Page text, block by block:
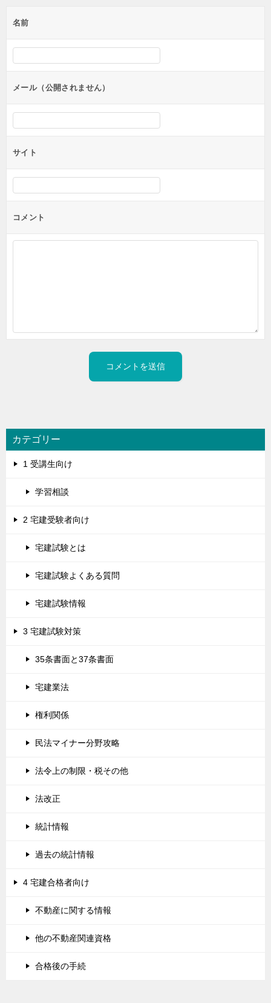
ー
シ
ン
名前
メール（公開されません）
サイト
コメント
カテゴリー
1 受講生向け
学習相談
2 宅建受験者向け
宅建試験とは
宅建試験よくある質問
宅建試験情報
3 宅建試験対策
35条書面と37条書面
宅建業法
権利関係
民法マイナー分野攻略
法令上の制限・税その他
法改正
統計情報
過去の統計情報
4 宅建合格者向け
不動産に関する情報
他の不動産関連資格
合格後の手続